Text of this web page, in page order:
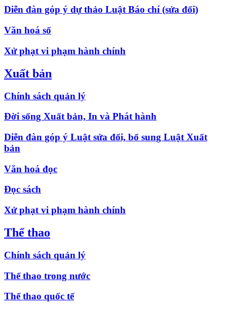
Diễn đàn góp ý dự thảo Luật Báo chí (sửa đổi)
Văn hoá số
Xử phạt vi phạm hành chính
Xuất bản
Chính sách quản lý
Đời sống Xuất bản, In và Phát hành
Diễn đàn góp ý Luật sửa đổi, bổ sung Luật Xuất
bản
Văn hoá đọc
Đọc sách
Xử phạt vi phạm hành chính
Thể thao
Chính sách quản lý
Thể thao trong nước
Thể thao quốc tế